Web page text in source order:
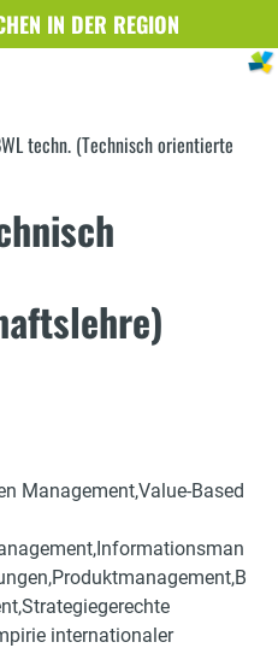
IN DER REGION
techn. (Technisch orientierte
ManagementValue-Based
Informationsman
Produktmanagement B
Strategiegerechte
internationaler